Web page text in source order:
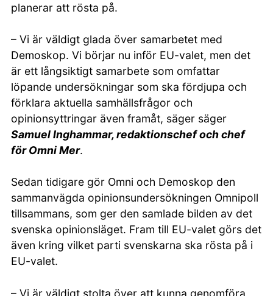
planerar att rösta på.
– Vi är väldigt glada över samarbetet med
Demoskop. Vi börjar nu inför EU-valet, men det
är ett långsiktigt samarbete som omfattar
löpande undersökningar som ska fördjupa och
förklara aktuella samhällsfrågor och
opinionsyttringar även framåt, säger säger
Samuel Inghammar, redaktionschef och chef
för Omni Mer.
Sedan tidigare gör Omni och Demoskop den
sammanvägda opinionsundersökningen Omnipoll
tillsammans, som ger den samlade bilden av det
svenska opinionsläget. Fram till EU-valet görs det
även kring vilket parti svenskarna ska rösta på i
EU-valet.
– Vi är väldigt stolta över att kunna genomföra